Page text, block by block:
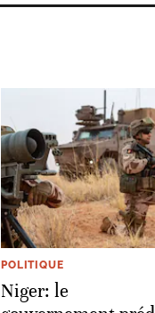
POLITIQUE
Niger: le